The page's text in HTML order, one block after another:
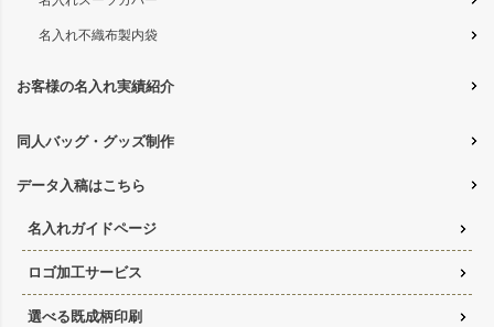
名入れ不織布製内袋
お客様の名入れ実績紹介
同人バッグ・グッズ制作
データ入稿はこちら
名入れガイドページ
ロゴ加工サービス
選べる既成柄印刷